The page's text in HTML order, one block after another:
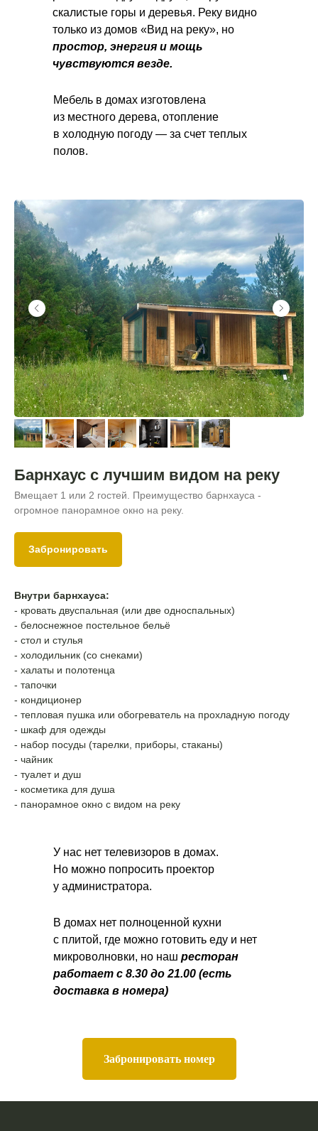
скалистые горы и деревья. Реку видно
только из домов «Вид на реку», но
простор, энергия и мощь
чувствуются везде.
Мебель в домах изготовлена
из местного дерева, отопление
в холодную погоду — за счет теплых
полов.
Барнхаус с лучшим видом на реку
Вмещает 1 или 2 гостей. Преимущество барнхауса -
огромное панорамное окно на реку.
Забронировать
Внутри барнхауса:
- кровать двуспальная (или две односпальных)
- белоснежное постельное бельё
- стол и стулья
- холодильник (со снеками)
- халаты и полотенца
- тапочки
- кондиционер
- тепловая пушка или обогреватель на прохладную погоду
- шкаф для одежды
- набор посуды (тарелки, приборы, стаканы)
- чайник
- туалет и душ
- косметика для душа
- панорамное окно с видом на реку
У нас нет телевизоров в домах.
Но можно попросить проектор
у администратора.
В домах нет полноценной кухни
с плитой, где можно готовить еду и нет
микроволновки, но наш ресторан
работает с 8.30 до 21.00 (есть
доставка в номера)
Забронировать номер